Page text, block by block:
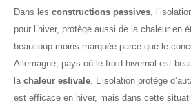
Dans les constructions passives,
pour l’hiver, protège aussi de la chaleur en
beaucoup moins marquée parce que le
Allemagne, pays où le froid hivernal est
la chaleur estivale. L’isolation protège
est efficace en hiver, mais dans cette